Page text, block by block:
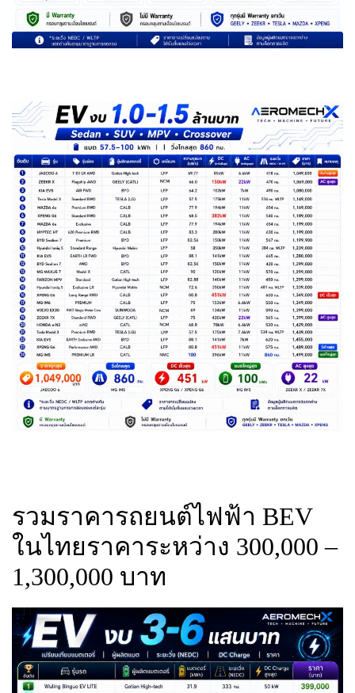
รวมราคารถยนต์ไฟฟ้า BEV
ในไทยราคาระหว่าง 300,000 –
1,300,000 บาท